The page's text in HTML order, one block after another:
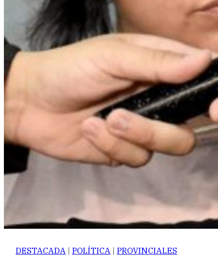
DESTACADA | POLÍTICA | PROVINCIALES